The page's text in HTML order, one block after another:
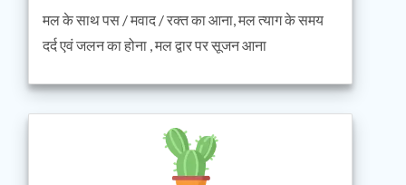
मल के साथ पस / मवाद / रक्त का आना, मल त्याग के समय
दर्द एवं जलन का होना , मल द्वार पर सूजन आना